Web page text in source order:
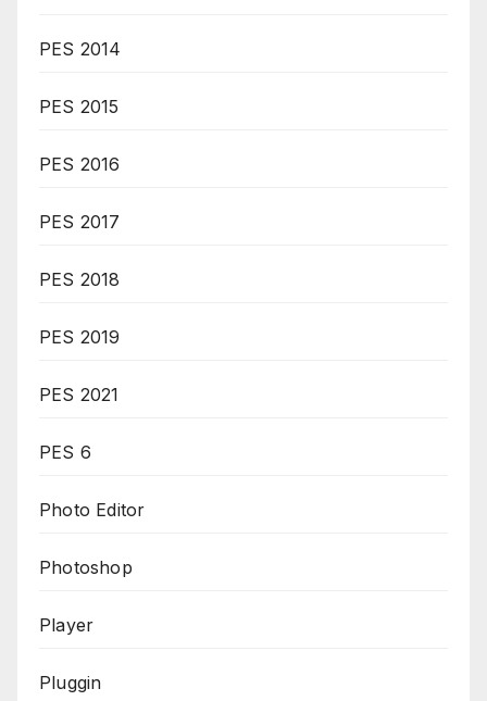
PES 2014
PES 2015
PES 2016
PES 2017
PES 2018
PES 2019
PES 2021
PES 6
Photo Editor
Photoshop
Player
Pluggin